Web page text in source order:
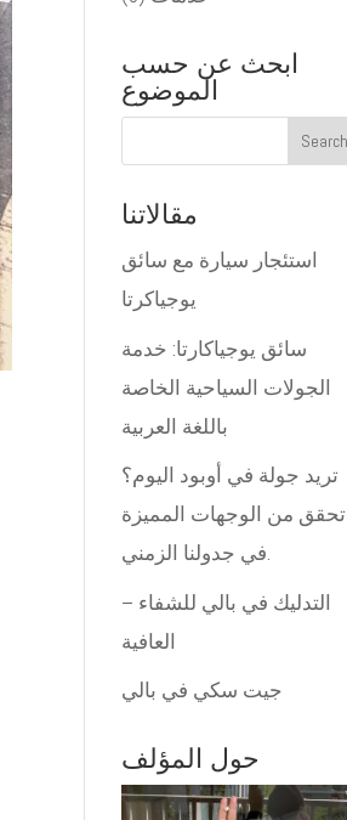
ابحث عن حسب
الموضوع
مقالاتنا
استئجار سيارة مع سائق
يوجياكرتا
سائق يوجياكارتا: خدمة
الجولات السياحية الخاصة
باللغة العربية
تريد جولة في أوبود اليوم؟
تحقق من الوجهات المميزة
في جدولنا الزمني.
التدليك في بالي للشفاء –
العافية
جيت سكي في بالي
حول المؤلف